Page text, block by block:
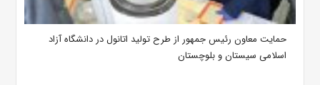
حمایت معاون رئیس جمهور از طرح تولید اتانول در دانشگاه آزاد
اسلامی سیستان ‌و بلوچستان